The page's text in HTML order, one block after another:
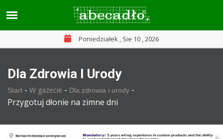
Poniedziałek , Sie 10 , 2026
Dla Zdrowia I Urody
Start - W gazecie - Dla zdrowia i urody -
Przygotuj dłonie na zimne dni